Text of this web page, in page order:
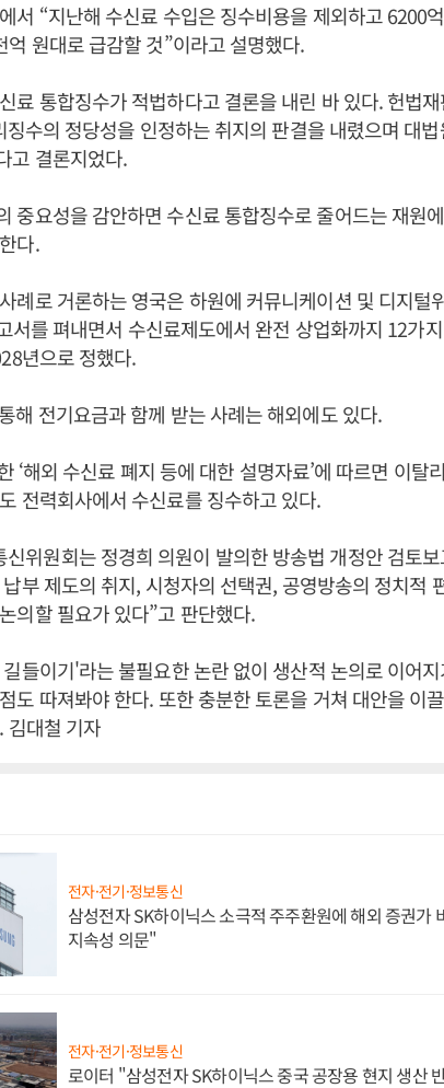
서 “지난해 수신료 수입은 징수비용을 제외하고 6200
원대로 급감할 것”이라고 설명했다.
료 통합징수가 적법하다고 결론을 내린 바 있다. 헌법
수의 정당성을 인정하는 취지의 판결을 내렸으며 대
고 결론지었다.
중요성을 감안하면 수신료 통합징수로 줄어드는 재원
다.
례로 거론하는 영국은 하원에 커뮤니케이션 및 디지털
서를 펴내면서 수신료제도에서 완전 상업화까지 12가
년으로 정했다.
해 전기요금과 함께 받는 사례는 해외에도 있다.
‘해외 수신료 폐지 등에 대한 설명자료’에 따르면 이탈
전력회사에서 수신료를 징수하고 있다.
위원회는 정경희 의원이 발의한 방송법 개정안 검토
부 제도의 취지, 시청자의 선택권, 공영방송의 정치적
의할 필요가 있다”고 판단했다.
들이기'라는 불필요한 논란 없이 생산적 논의로 이어
도 따져봐야 한다. 또한 충분한 토론을 거쳐 대안을 이
김대철 기자
전자·전기·정보통신
삼성전자 SK하이닉스 소극적 주주환원에 해외 증권가
지속성 의문"
전자·전기·정보통신
로이터 "삼성전자 SK하이닉스 중국 공장용 현지 생산